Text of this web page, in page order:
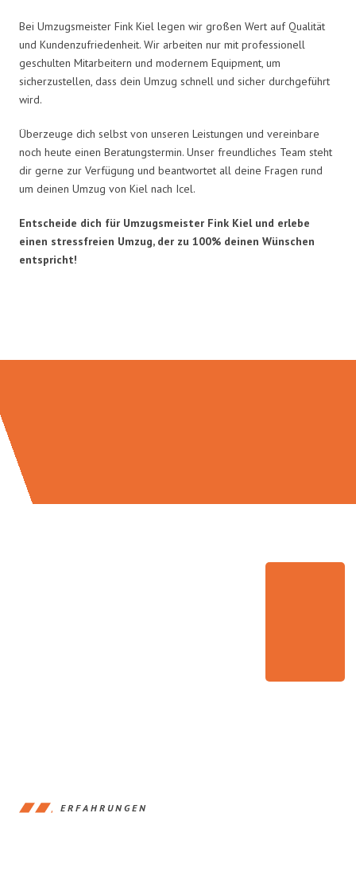
Bei Umzugsmeister Fink Kiel legen wir großen Wert auf Qualität
und Kundenzufriedenheit. Wir arbeiten nur mit professionell
geschulten Mitarbeitern und modernem Equipment, um
sicherzustellen, dass dein Umzug schnell und sicher durchgeführt
wird.
Überzeuge dich selbst von unseren Leistungen und vereinbare
noch heute einen Beratungstermin. Unser freundliches Team steht
dir gerne zur Verfügung und beantwortet all deine Fragen rund
um deinen Umzug von Kiel nach Icel.
Entscheide dich für Umzugsmeister Fink Kiel und erlebe
einen stressfreien Umzug, der zu 100% deinen Wünschen
entspricht!
ERFAHRUNGEN